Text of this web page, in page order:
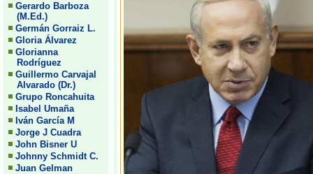
Gerardo Barboza
(M.Ed.)
Germán Gorraiz L.
Gloria Álvarez
Glorianna
Rodríguez
Guillermo Carvajal
Alvarado (Dr.)
Grupo Roncahuita
Isabel Umaña
Iván García M
Jorge J Cuadra
John Bisner U
Johnny Schmidt C.
Juan Gelman